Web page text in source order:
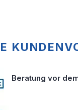
Beratung vor